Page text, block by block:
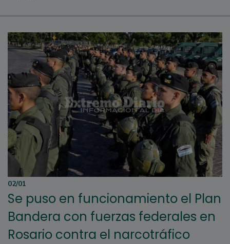
02/01
Se puso en funcionamiento el Plan
Bandera con fuerzas federales en
Rosario contra el narcotráfico